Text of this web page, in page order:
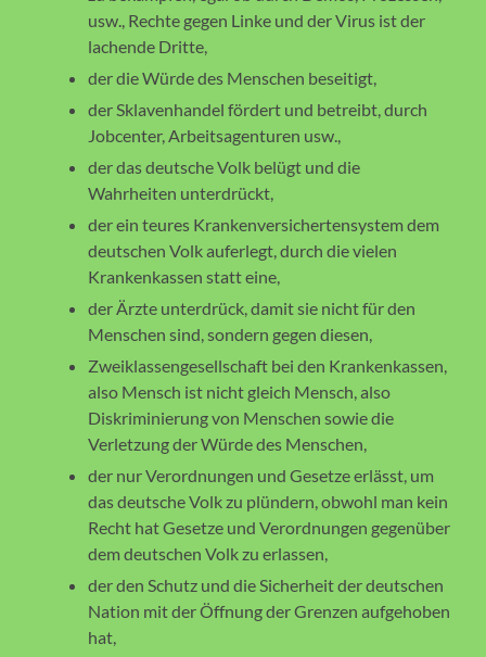
usw., Rechte gegen Linke und der Virus ist der
lachende Dritte,
der die Würde des Menschen beseitigt,
der Sklavenhandel fördert und betreibt, durch
Jobcenter, Arbeitsagenturen usw.,
der das deutsche Volk belügt und die
Wahrheiten unterdrückt,
der ein teures Krankenversichertensystem dem
deutschen Volk auferlegt, durch die vielen
Krankenkassen statt eine,
der Ärzte unterdrück, damit sie nicht für den
Menschen sind, sondern gegen diesen,
Zweiklassengesellschaft bei den Krankenkassen,
also Mensch ist nicht gleich Mensch, also
Diskriminierung von Menschen sowie die
Verletzung der Würde des Menschen,
der nur Verordnungen und Gesetze erlässt, um
das deutsche Volk zu plündern, obwohl man kein
Recht hat Gesetze und Verordnungen gegenüber
dem deutschen Volk zu erlassen,
der den Schutz und die Sicherheit der deutschen
Nation mit der Öffnung der Grenzen aufgehoben
hat,